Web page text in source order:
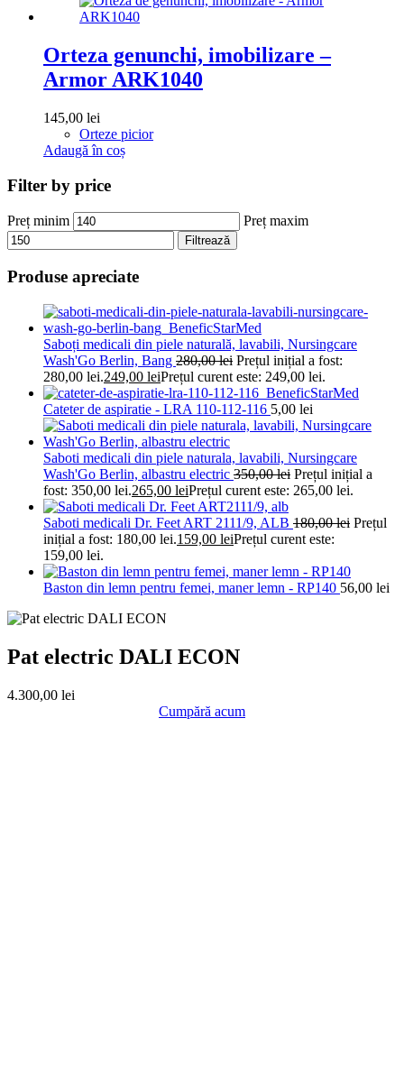
Orteza genunchi, imobilizare –
Armor ARK1040
145,00 lei
Orteze picior
Adaugă în coș
Filter by price
Preț minim Preț maxim
Filtrează
Produse apreciate
Saboți medicali din piele naturală, lavabili, Nursingcare
Wash'Go Berlin, Bang 280,00lei Prețul inițial a fost:
280,00 lei.249,00 leiPrețul curent este: 249,00 lei.
Cateter de aspiratie - LRA 110-112-116 5,00 lei
Saboti medicali din piele naturala, lavabili, Nursingcare
Wash'Go Berlin, albastru electric 350,00lei Prețul inițial a
fost: 350,00 lei.265,00 leiPrețul curent este: 265,00 lei.
Saboti medicali Dr. Feet ART 2111/9, ALB 180,00lei Prețul
inițial a fost: 180,00 lei.159,00 leiPrețul curent este:
159,00 lei.
Baston din lemn pentru femei, maner lemn - RP140 56,00 lei
Pat electric DALI ECON
4.300,00 lei
Cumpără acum